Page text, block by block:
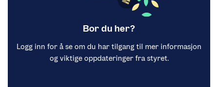
Bor du her?
Logg inn for å se om du har tilgang til mer informasjon
og viktige oppdateringer fra styret.